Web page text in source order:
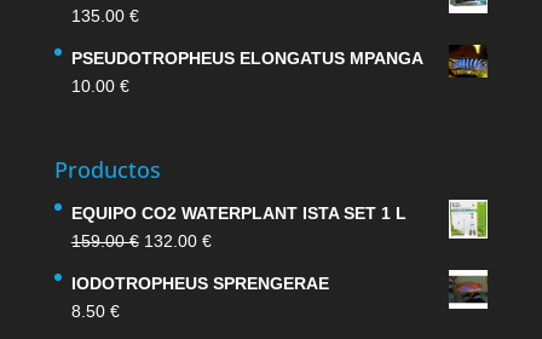
135.00 €
PSEUDOTROPHEUS ELONGATUS MPANGA
10.00 €
Productos
EQUIPO CO2 WATERPLANT ISTA SET 1 L
159.00€ El
original
132.00 €El
actual
IODOTROPHEUS SPRENGERAE
8.50 €